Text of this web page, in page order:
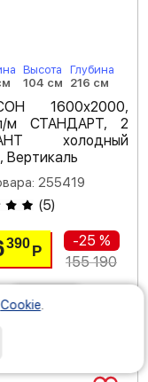
Высота
104 см
Глубина
216 см
1600х2000,
м СТАНДАРТ, 2
холодный
Вертикаль
255419
(5)
390 Р
-25 %
155 190
Cookie